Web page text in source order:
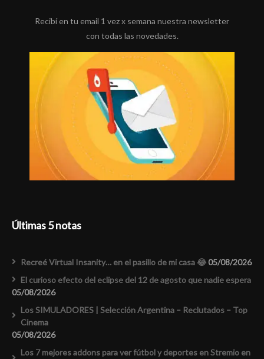
Recibí en tu email 1 vez x semana nuestra newsletter
con todas las novedades.
Últimas 5 notas
Recreé Virtual Insanity… en el pasillo de mi casa 😂05/08/2026
El curioso efecto del eclipse del 12 de agosto que nadie espera
05/08/2026
Los SIMULADORES | Selección Argentina – Reclutados – Top
Cinema
05/08/2026
Los 7 mejores addons para ver fútbol y deportes en Stremio en